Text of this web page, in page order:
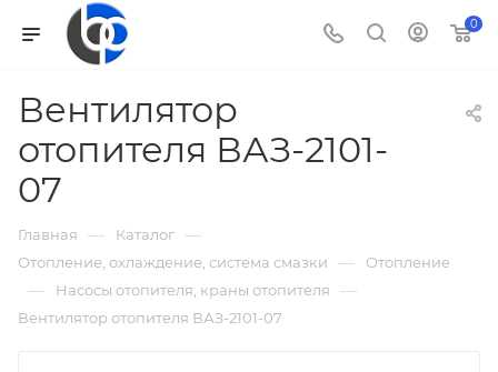
0
Вентилятор
отопителя ВАЗ-2101-
07
Главная — Каталог —
Отопление, охлаждение, система смазки — Отопление
— Насосы отопителя, краны отопителя —
Вентилятор отопителя ВАЗ-2101-07